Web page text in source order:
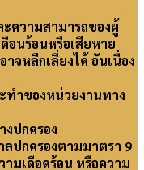
ความสามารถของผู้
อนร้อนหรือเสียหาย
จหลีกเลี่ยงได้ อันเนื่อง
ำของหน่วยงานทาง
ปกครอง
กครองตามมาตรา 9
เดือดร้อน หรือความ